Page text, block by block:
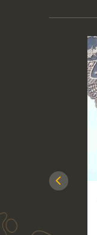
Previous
сітка, біла
шир.5